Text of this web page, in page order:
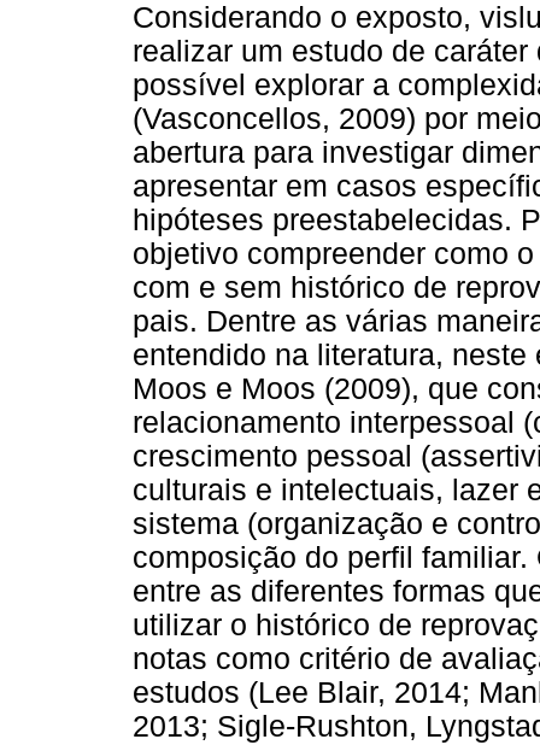
Considerando o exposto,
realizar um estudo de
possível explorar a
(Vasconcellos, 2009) por
abertura para investigar
apresentar em casos
hipóteses preestabelecidas.
objetivo compreender como
com e sem histórico de
pais. Dentre as várias
entendido na literatura,
Moos e Moos (2009), que
relacionamento interpessoal
crescimento pessoal
culturais e intelectuais, lazer
sistema (organização e
composição do perfil
entre as diferentes formas
utilizar o histórico de
notas como critério de
estudos (Lee Blair, 2014;
2013; Sigle-Rushton,